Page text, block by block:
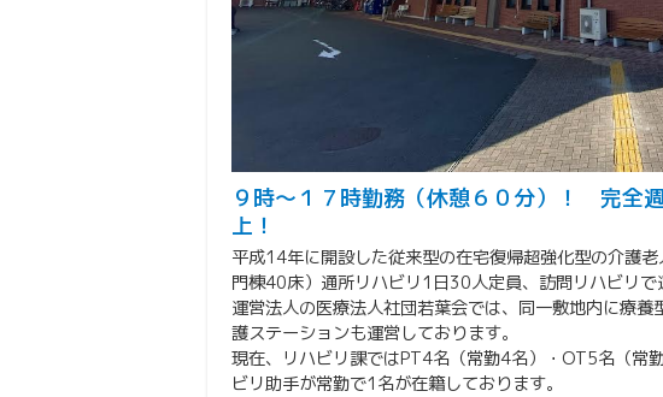
９時～１７時勤務（休憩６０分）！ 完全
上！
平成14年に開設した従来型の在宅復帰超強化型の介護
門棟40床）通所リハビリ1日30人定員、訪問リハビリで
運営法人の医療法人社団若葉会では、同一敷地内に療
護ステーションも運営しております。
現在、リハビリ課ではPT4名（常勤4名）・OT5名（常
ビリ助手が常勤で1名が在籍しております。